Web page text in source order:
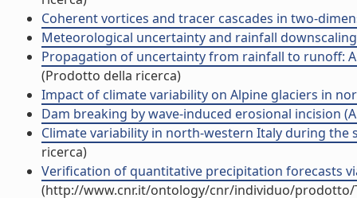
Coherent vortices and tracer cascades in two-
Meteorological uncertainty and rainfall
Propagation of uncertainty from rainfall to runoff:
(Prodotto della ricerca)
Impact of climate variability on Alpine glaciers in
Dam breaking by wave-induced erosional incision
Climate variability in north-western Italy during
ricerca)
Verification of quantitative precipitation forecasts
(http://www.cnr.it/ontology/cnr/individuo/prodotto/